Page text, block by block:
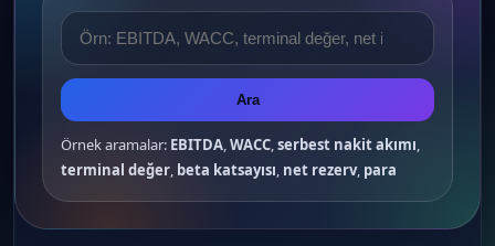
Ara
Örnek aramalar: EBITDA,WACC,serbest nakit akımı,
terminal değer, beta katsayısı, net rezerv, para